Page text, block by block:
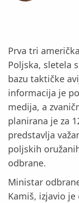
Prva tri
Poljska, sletela
bazu taktičke
informacija je
medija, a
planirana je za
predstavlja
poljskih
odbrane.
Ministar
Kamiš, izjavio